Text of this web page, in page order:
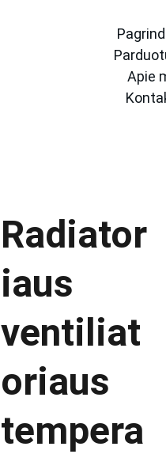
Apie
Radiator
iaus
ventiliat
oriaus
tempera